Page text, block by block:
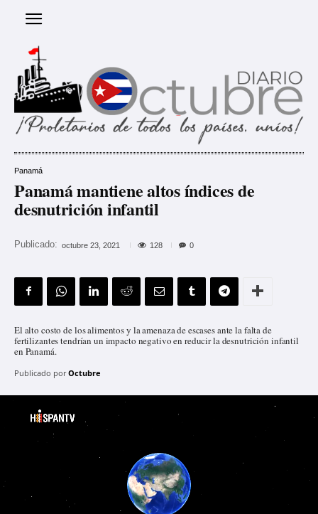
Panamá
Panamá mantiene altos índices de
desnutrición infantil
Publicado: octubre 23, 2021 128 0
El alto costo de los alimentos y la amenaza de escases ante la falta de
fertilizantes tendrían un impacto negativo en reducir la desnutrición infantil
en Panamá.
Publicado por Octubre